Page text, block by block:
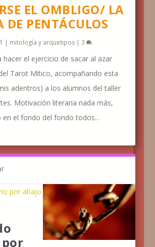
EL OMBLIGO/ LA
DE PENTÁCULOS
| mitología y arquetipos| 3
hacer el ejercicio de sacar al azar
Tarot Mítico, acompañando esta
adentros) a los alumnos del taller
Motivación literaria nada más,
en el fondo del fondo todos...